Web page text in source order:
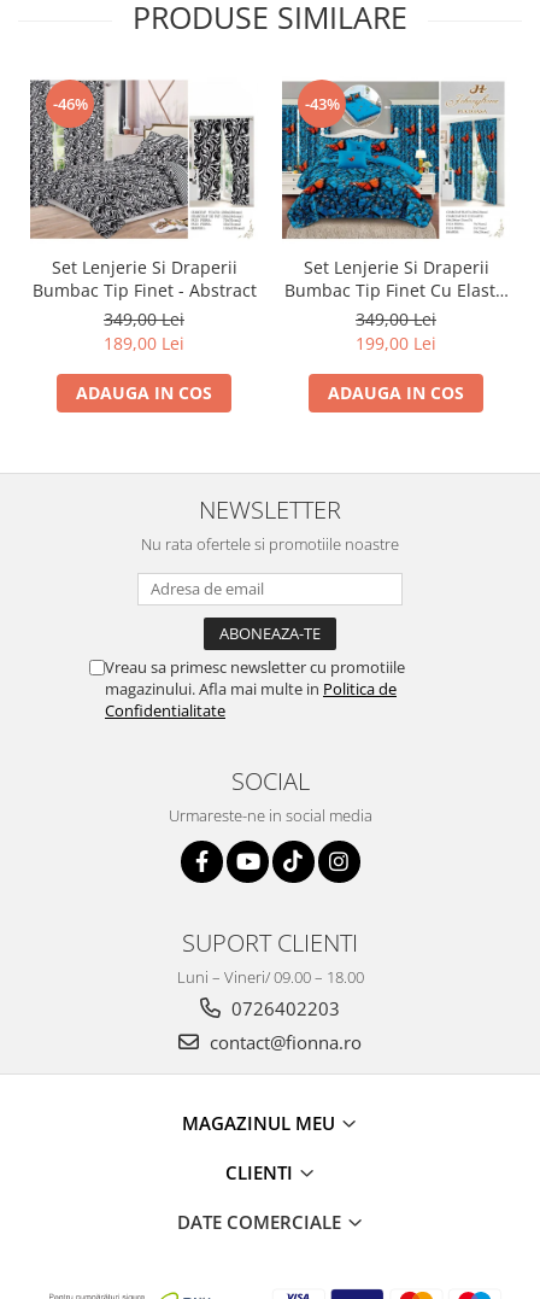
PRODUSE SIMILARE
-46%
Set Lenjerie Si Draperii
Bumbac Tip Finet - Abstract
349,00 Lei
189,00 Lei
ADAUGA IN COS
-43%
Set Lenjerie Si Draperii
Bumbac Tip Finet Cu Elastic
- Dansul Fluturilor
349,00 Lei
199,00 Lei
ADAUGA IN COS
NEWSLETTER
Nu rata ofertele si promotiile noastre
Vreau sa primesc newsletter cu promotiile
magazinului. Afla mai multe in Politica de
Confidentialitate
SOCIAL
Urmareste-ne in social media
SUPORT CLIENTI
Luni – Vineri/ 09.00 – 18.00
0726402203
contact@fionna.ro
MAGAZINUL MEU
CLIENTI
DATE COMERCIALE